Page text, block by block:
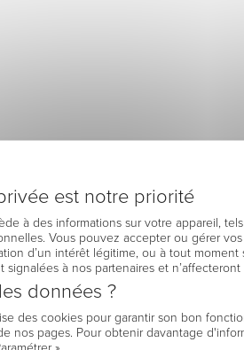
est notre priorité
à des informations sur votre appareil,
Vous pouvez accepter ou gérer
d’un intérêt légitime, ou à tout
à nos partenaires et
données ?
des cookies pour garantir son bon
nos pages. Pour obtenir davantage
».